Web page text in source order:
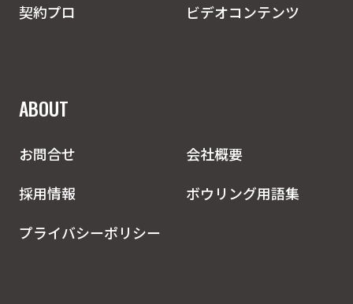
契約プロ
ビデオコンテンツ
ABOUT
お問合せ
会社概要
採用情報
ボウリング用語集
プライバシーポリシー